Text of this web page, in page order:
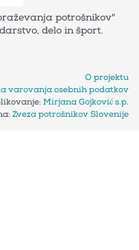
potrošnikov"
delo in šport.
O projektu
varovanja osebnih podatkov
Mirjana Gojković s.p.
Zveza potrošnikov Slovenije